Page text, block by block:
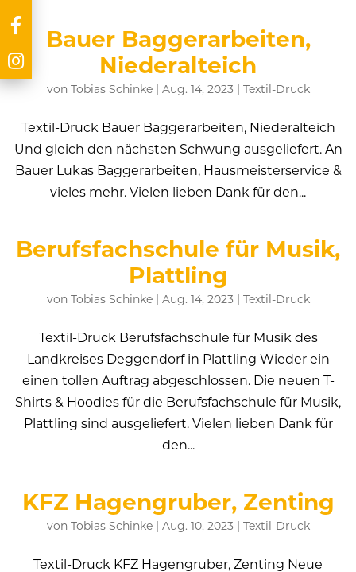
Bauer Baggerarbeiten,
Niederalteich
von Tobias Schinke| Aug. 14, 2023 | Textil-Druck
Textil-Druck Bauer Baggerarbeiten, Niederalteich
Und gleich den nächsten Schwung ausgeliefert. An
Bauer Lukas Baggerarbeiten, Hausmeisterservice &
vieles mehr. Vielen lieben Dank für den...
Berufsfachschule für Musik,
Plattling
von Tobias Schinke| Aug. 14, 2023 | Textil-Druck
Textil-Druck Berufsfachschule für Musik des
Landkreises Deggendorf in Plattling Wieder ein
einen tollen Auftrag abgeschlossen. Die neuen T-
Shirts & Hoodies für die Berufsfachschule für Musik,
Plattling sind ausgeliefert. Vielen lieben Dank für
den...
KFZ Hagengruber, Zenting
von Tobias Schinke| Aug. 10, 2023 | Textil-Druck
Textil-Druck KFZ Hagengruber, Zenting Neue